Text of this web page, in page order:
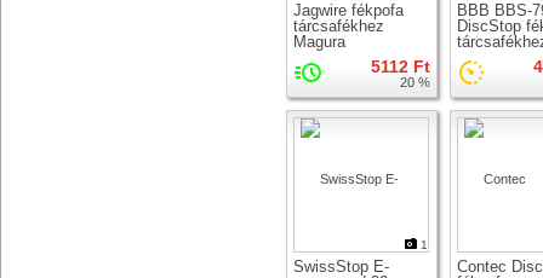
Jagwire fékpofa
tárcsafékhez
Magura
5112 Ft
20 %
BBB BBS-
DiscStop
1
SwissStop E-
Contec